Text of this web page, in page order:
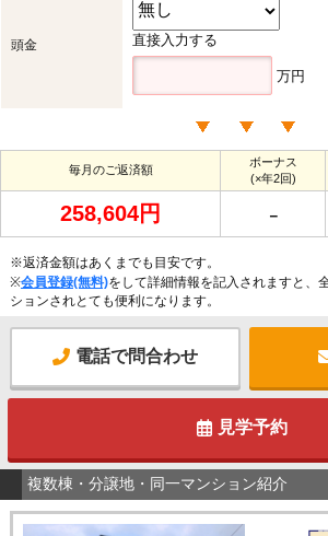
頭金 直接入力する
万円
毎月のご返済額
ボーナス
(×年2回)
258,604円 －
※返済金額はあくまでも目安です。
※会員登録(無料)をして詳細情報を記入されますと、
ションされとても便利になります。
電話で問合わせ
見学予約
複数棟・分譲地・同一マンション紹介